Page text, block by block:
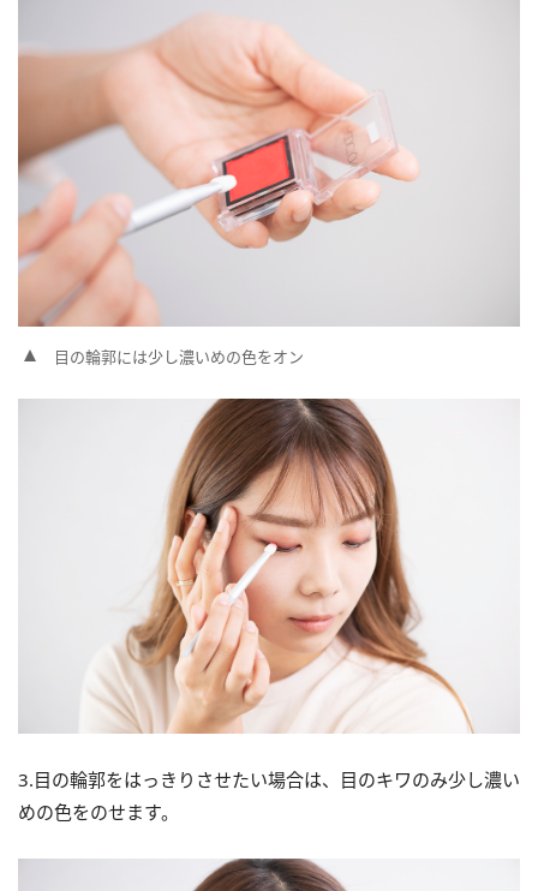
目の輪郭には少し濃いめの色をオン
3.目の輪郭をはっきりさせたい場合は、目のキワのみ少し濃い
めの色をのせます。